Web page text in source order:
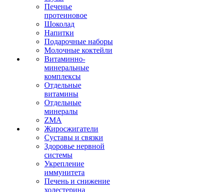
Печенье
протеиновое
Шоколад
Напитки
Подарочные наборы
Молочные коктейли
Витаминно-
минеральные
комплексы
Отдельные
витамины
Отдельные
минералы
ZMA
Жиросжигатели
Суставы и связки
Здоровье нервной
системы
Укрепление
иммунитета
Печень и снижение
холестерина